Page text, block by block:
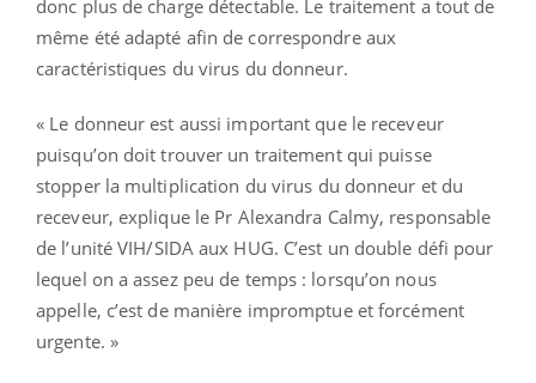
donc plus de charge détectable. Le traitement a tout de
même été adapté afin de correspondre aux
caractéristiques du virus du donneur.
« Le donneur est aussi important que le receveur
puisqu’on doit trouver un traitement qui puisse
stopper la multiplication du virus du donneur et du
receveur, explique le Pr Alexandra Calmy, responsable
de l’unité VIH/SIDA aux HUG. C’est un double défi pour
lequel on a assez peu de temps : lorsqu’on nous
appelle, c’est de manière impromptue et forcément
urgente. »